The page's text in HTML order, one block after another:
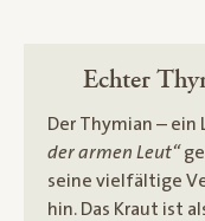
Echter
Der Thymian –
der armen Leut“
seine vielfältige
hin. Das Kraut ist